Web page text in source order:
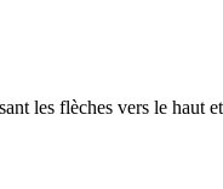
les flèches vers le haut